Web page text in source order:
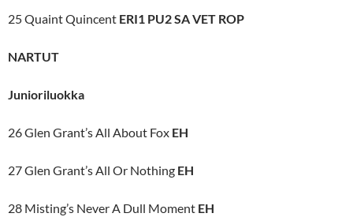
25 Quaint Quincent ERI1 PU2 SA VET ROP
NARTUT
Junioriluokka
26 Glen Grant’s All About Fox EH
27 Glen Grant’s All Or Nothing EH
28 Misting’s Never A Dull Moment EH